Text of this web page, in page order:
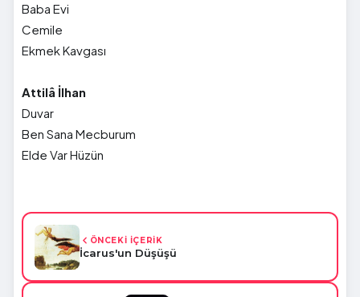
Baba Evi
Cemile
Ekmek Kavgası
Attilâ İlhan
Duvar
Ben Sana Mecburum
Elde Var Hüzün
ÖNCEKİ İÇERİK
İcarus'un Düşüşü